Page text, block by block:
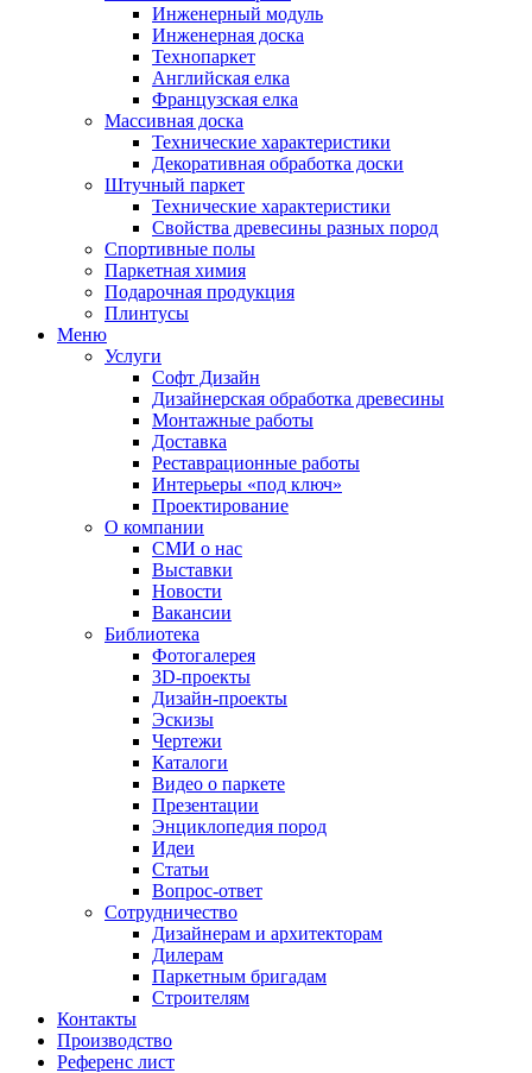
Инженерный модуль
Инженерная доска
Технопаркет
Английская елка
Французская елка
Массивная доска
Технические характеристики
Декоративная обработка доски
Штучный паркет
Технические характеристики
Свойства древесины разных пород
Спортивные полы
Паркетная химия
Подарочная продукция
Плинтусы
Меню
Услуги
Софт Дизайн
Дизайнерская обработка древесины
Монтажные работы
Доставка
Реставрационные работы
Интерьеры «под ключ»
Проектирование
О компании
СМИ о нас
Выставки
Новости
Вакансии
Библиотека
Фотогалерея
3D-проекты
Дизайн-проекты
Эскизы
Чертежи
Каталоги
Видео о паркете
Презентации
Энциклопедия пород
Идеи
Статьи
Вопрос-ответ
Сотрудничество
Дизайнерам и архитекторам
Дилерам
Паркетным бригадам
Строителям
Контакты
Производство
Референс лист